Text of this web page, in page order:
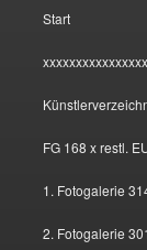
Start
FG 168 x restl.
1. Fotogalerie
2. Fotogalerie